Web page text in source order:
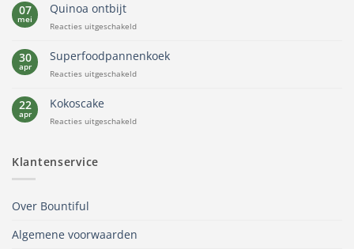
07
mei
Quinoa ontbijt
Reacties uitgeschakeldvoor
ontbijt
30
apr
Superfoodpannenkoek
Reacties uitgeschakeldvoor
22
apr
Kokoscake
Reacties uitgeschakeldvoor
Klantenservice
Over Bountiful
Algemene voorwaarden